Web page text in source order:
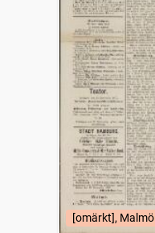
[omärkt], Malmö